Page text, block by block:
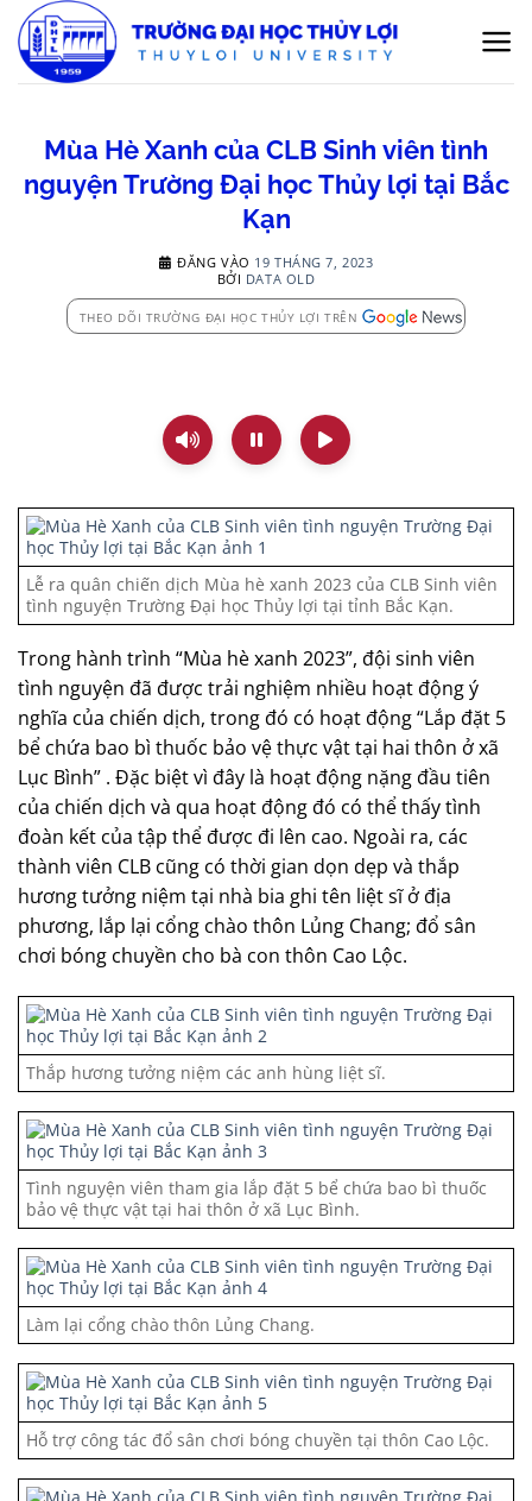
qua
nội
Mùa Hè Xanh của CLB Sinh viên tình
nguyện Trường Đại học Thủy lợi tại Bắc
Kạn
ĐĂNG VÀO 19 THÁNG 7, 2023
BỞI DATA OLD
THEO DÕI TRƯỜNG ĐẠI HỌC THỦY LỢI TRÊN
Lễ ra quân chiến dịch Mùa hè xanh 2023 của CLB Sinh viên
tình nguyện Trường Đại học Thủy lợi tại tỉnh Bắc Kạn.
Trong hành trình “Mùa hè xanh 2023”, đội sinh viên
tình nguyện đã được trải nghiệm nhiều hoạt động ý
nghĩa của chiến dịch, trong đó có hoạt động “Lắp đặt 5
bể chứa bao bì thuốc bảo vệ thực vật tại hai thôn ở xã
Lục Bình” . Đặc biệt vì đây là hoạt động nặng đầu tiên
của chiến dịch và qua hoạt động đó có thể thấy tình
đoàn kết của tập thể được đi lên cao. Ngoài ra, các
thành viên CLB cũng có thời gian dọn dẹp và thắp
hương tưởng niệm tại nhà bia ghi tên liệt sĩ ở địa
phương, lắp lại cổng chào thôn Lủng Chang; đổ sân
chơi bóng chuyền cho bà con thôn Cao Lộc.
Thắp hương tưởng niệm các anh hùng liệt sĩ.
Tình nguyện viên tham gia lắp đặt 5 bể chứa bao bì thuốc
bảo vệ thực vật tại hai thôn ở xã Lục Bình.
Làm lại cổng chào thôn Lủng Chang.
Hỗ trợ công tác đổ sân chơi bóng chuyền tại thôn Cao Lộc.